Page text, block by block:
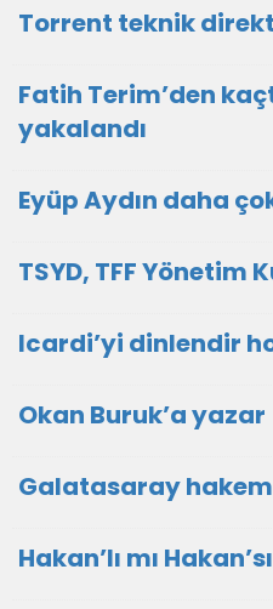
Torrent teknik
Fatih Terim’den
yakalandı
Eyüp Aydın daha
TSYD, TFF Yönetim
Icardi’yi dinlendir
Okan Buruk’a yazar
Galatasaray
Hakan’lı mı